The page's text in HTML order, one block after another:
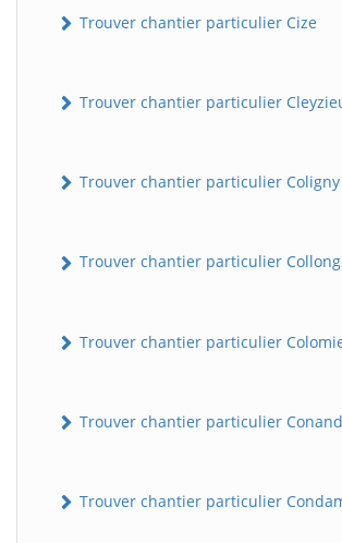
Trouver chantier particulier Cize
Trouver chantier particulier
Trouver chantier particulier Coligny
Trouver chantier particulier
Trouver chantier particulier
Trouver chantier particulier Conand
Trouver chantier particulier
Assistant en ligne